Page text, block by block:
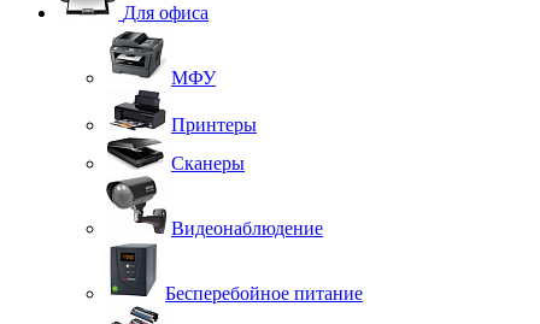
Для офиса
МФУ
Принтеры
Сканеры
Видеонаблюдение
Бесперебойное питание